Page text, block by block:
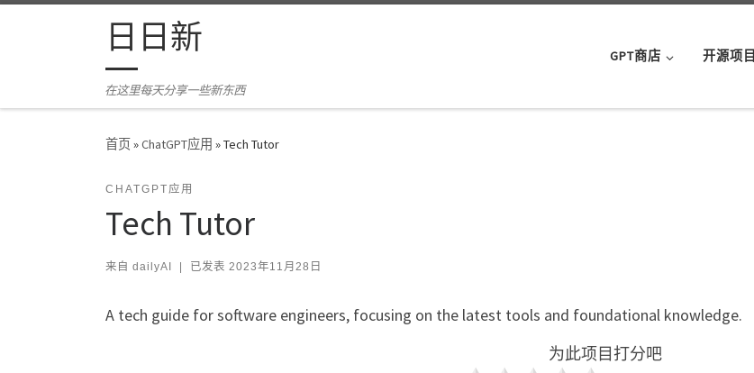
Skip to content日日新
在这里每天分享一些新东西
GPT商店 开源项目
首页»ChatGPT应用 »Tech Tutor
CHATGPT应用
Tech Tutor
来自 dailyAI 已发表 2023年11月28日
A tech guide for software engineers, focusing on the latest tools and foundational knowledge.
为此项目打分吧